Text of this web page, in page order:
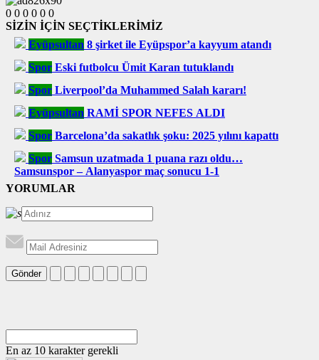
0 0 0 0 0 0
SİZİN İÇİN SEÇTİKLERİMİZ
Eyüpsultan 8 şirket ile Eyüpspor’a kayyum atandı
Spor Eski futbolcu Ümit Karan tutuklandı
Spor Liverpool’da Muhammed Salah kararı!
Eyüpsultan RAMİ SPOR NEFES ALDI
Spor Barcelona’da sakatlık şoku: 2025 yılını kapattı
Spor Samsun uzatmada 1 puana razı oldu…
Samsunspor – Alanyaspor maç sonucu 1-1
YORUMLAR
Gönder
En az 10 karakter gerekli